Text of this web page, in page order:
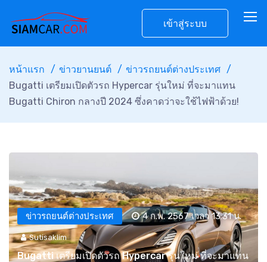
เข้าสู่ระบบ
หน้าแรก ข่าวยานยนต์
ข่าวรถยนต์ต่างประเทศ
Bugatti เตรียมเปิดตัวรถ Hypercar รุ่นใหม่ ที่จะมาแทน
Bugatti Chiron กลางปี 2024 ซึ่งคาดว่าจะใช้ไฟฟ้าด้วย!
ข่าวรถยนต์ต่างประเทศ 4 ก.พ. 2567 เวลา 13:31 น.
Sutisaklim
Bugatti เตรียมเปิดตัวรถ Hypercar รุ่นใหม่ ที่จะมาแทน